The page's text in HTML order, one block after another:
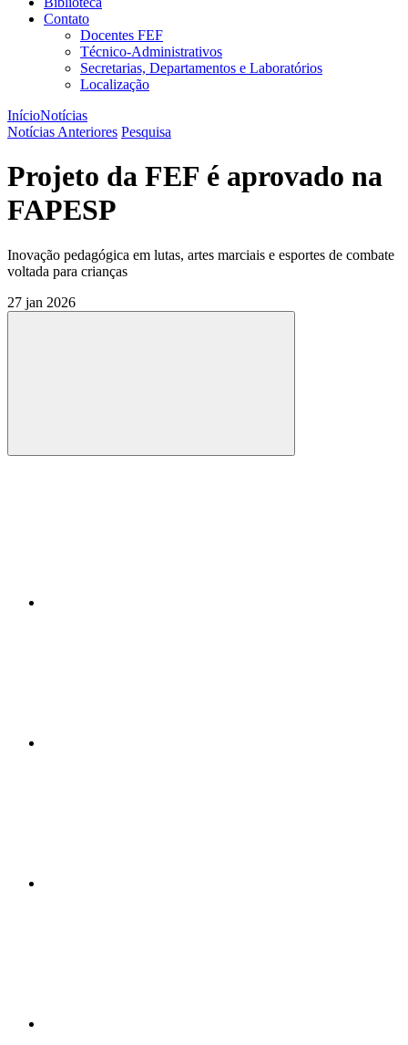
Contato
Docentes FEF
Técnico-Administrativos
Secretarias, Departamentos e Laboratórios
Localização
InícioNotícias
Notícias Anteriores Pesquisa
Projeto da FEF é aprovado na
FAPESP
Inovação pedagógica em lutas, artes marciais e esportes de combate
voltada para crianças
27 jan 2026
Compartilhar